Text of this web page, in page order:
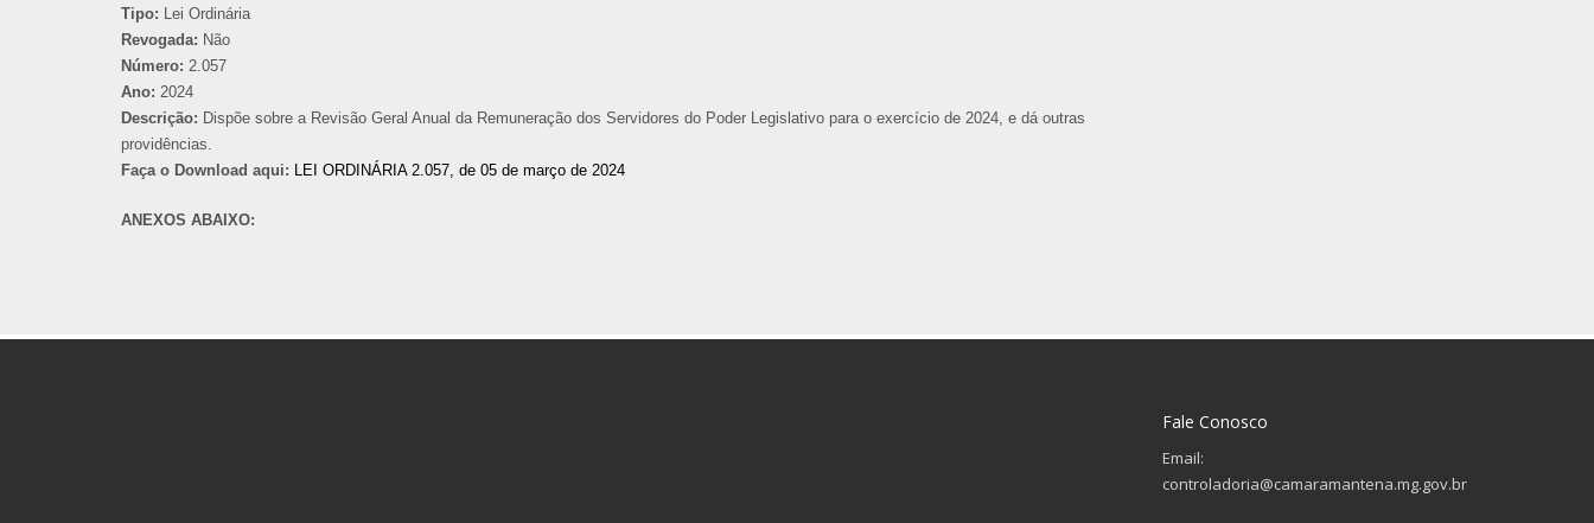
Tipo: Lei Ordinária
Revogada: Não
Número: 2.057
Ano: 2024
Descrição: Dispõe sobre a Revisão Geral Anual da Remuneração dos Servidores do Poder Legislativo para o exercício de 2024, e dá outras
providências.
Faça o Download aqui: LEI ORDINÁRIA 2.057, de 05 de março de 2024
ANEXOS ABAIXO:
Fale Conosco
Email:
controladoria@camaramantena.mg.gov.br